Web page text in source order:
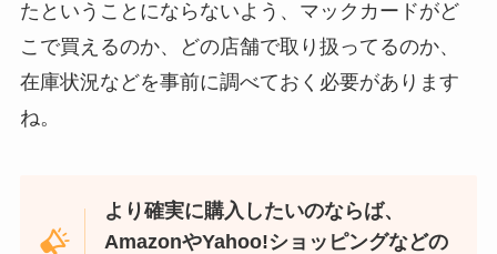
ってる！
たということにならないよう、マックカードがど
こで買えるのか、どの店舗で取り扱ってるのか、
在庫状況などを事前に調べておく必要があります
ね。
より確実に購入したいのならば、
AmazonやYahoo!ショッピングなどの